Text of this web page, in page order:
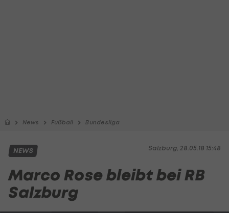
News Fußball Bundesliga
Salzburg, 28.05.18 15:48
NEWS
Marco Rose bleibt bei RB
Salzburg